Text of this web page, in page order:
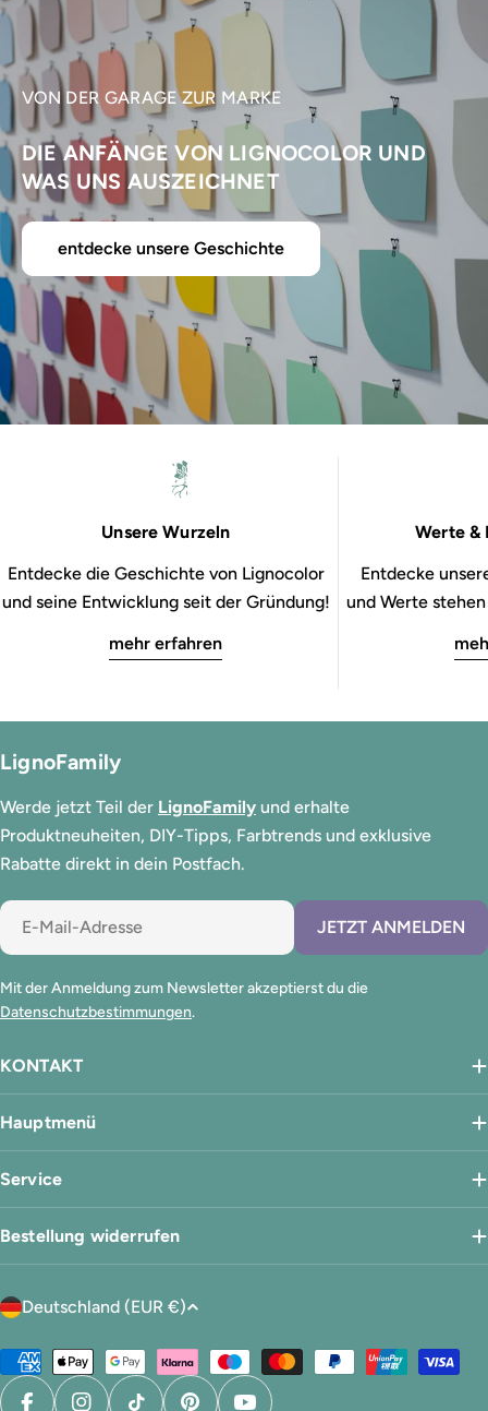
VON DER GARAGE ZUR MARKE
DIE ANFÄNGE VON LIGNOCOLOR UND
WAS UNS AUSZEICHNET
entdecke unsere Geschichte
Unsere Wurzeln
Entdecke die Geschichte von Lignocolor
und seine Entwicklung seit der Gründung!
mehr erfahren
Werte &
Entdecke
und Werte
KONTAKT
Hauptmenü
Service
LignoFamily
Werde jetzt Teil der LignoFamily und erhalte
Produktneuheiten, DIY-Tipps, Farbtrends und exklusive
Rabatte direkt in dein Postfach.
E-
Mail
JETZT ANMELDEN
Mit der Anmeldung zum Newsletter akzeptierst du die
Datenschutzbestimmungen.
Bestellung widerrufen
L
n
d
Deutschland (EUR €)
Zahlungsmethoden